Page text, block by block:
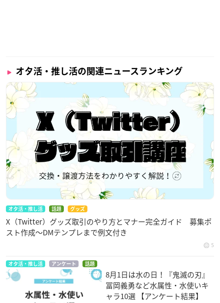
オタ活・推し活の関連ニュースランキング
オタ活・推し活 話題 グッズ
X（Twitter）グッズ取引のやり方とマナー完全ガイド 募集ポ
スト作成〜DMテンプレまで例文付き
5
オタ活・推し活 アンケート 話題
8月1日は水の日！『鬼滅の刃』
冨岡義勇など水属性・水使いキ
ャラ10選 【アンケート結果】